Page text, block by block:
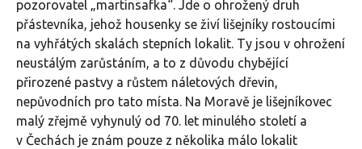
pozorovatel „martinsafka“. Jde o ohrožený druh
přástevníka, jehož housenky se živí lišejníky rostoucími
na vyhřátých skalách stepních lokalit. Ty jsou v ohrožení
neustálým zarůstáním, a to z důvodu chybějící
přirozené pastvy a růstem náletových dřevin,
nepůvodních pro tato místa. Na Moravě je lišejníkovec
malý zřejmě vyhynulý od 70. let minulého století a
v Čechách je znám pouze z několika málo lokalit